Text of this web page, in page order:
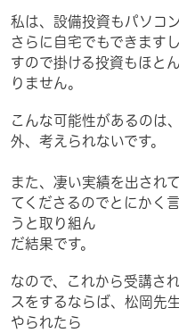
私は、設備投資もパソコ
さらに自宅でもできます
すので掛ける投資もほと
りません。
こんな可能性があるのは
外、考えられないです。
また、凄い実績を出され
てくださるのでとにかく
うと取り組ん
だ結果です。
なので、これから受講さ
スをするならば、松岡先
やられたら